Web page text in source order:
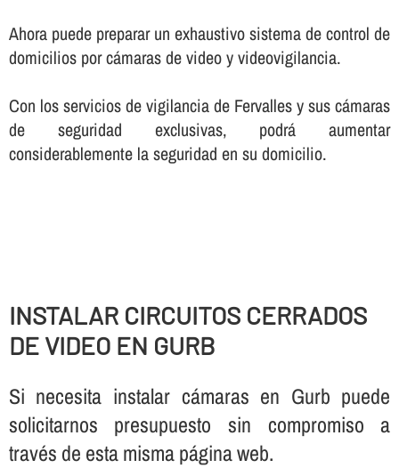
Ahora puede preparar un exhaustivo sistema de control de
domicilios por cámaras de video y videovigilancia.
Con los servicios de vigilancia de Fervalles y sus cámaras
de seguridad exclusivas, podrá aumentar
considerablemente la seguridad en su domicilio.
INSTALAR CIRCUITOS CERRADOS
DE VIDEO EN GURB
Si necesita instalar cámaras en Gurb puede
solicitarnos presupuesto sin compromiso a
través de esta misma página web.